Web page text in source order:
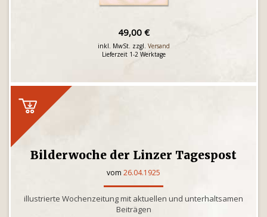
49,00 €
inkl. MwSt. zzgl. Versand
Lieferzeit 1-2 Werktage
Bilderwoche der Linzer Tagespost
vom 26.04.1925
illustrierte Wochenzeitung mit aktuellen und unterhaltsamen
Beiträgen